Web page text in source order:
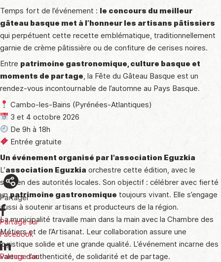
Temps fort de l’événement : le concours du meilleur
gâteau basque met à l’honneur les artisans pâtissiers
qui perpétuent cette recette emblématique, traditionnellement
garnie de crème pâtissière ou de confiture de cerises noires.
Entre patrimoine gastronomique, culture basque et
moments de partage, la Fête du Gâteau Basque est un
rendez-vous incontournable de l’automne au Pays Basque.
Cambo-les-Bains (Pyrénées-Atlantiques)
3 et 4 octobre 2026
De 9h à 18h
Entrée gratuite
Un événement organisé par l'association Eguzkia
L’association Eguzkia orchestre cette édition, avec le
soutien des autorités locales. Son objectif : célébrer avec fierté
unpatrimoine gastronomique toujours vivant. Elle s’engage
aussi à soutenir artisans et producteurs de la région.
La municipalité travaille main dans la main avec la Chambre des
Métiers et de l’Artisanat. Leur collaboration assure une
logistique solide et une grande qualité. L’événement incarne des
valeurs d’authenticité, de solidarité et de partage.
Partager
Partage sur
Facebook
Partage sur